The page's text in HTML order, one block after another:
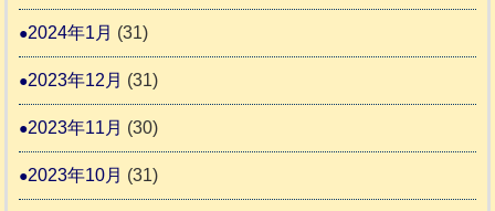
2024年1月 (31)
2023年12月 (31)
2023年11月 (30)
2023年10月 (31)